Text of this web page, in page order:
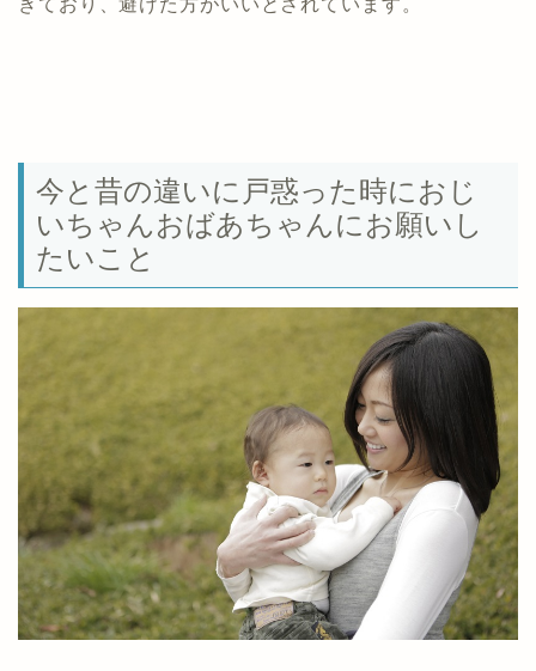
今と昔の違いに戸惑った時におじ
いちゃんおばあちゃんにお願いし
たいこと